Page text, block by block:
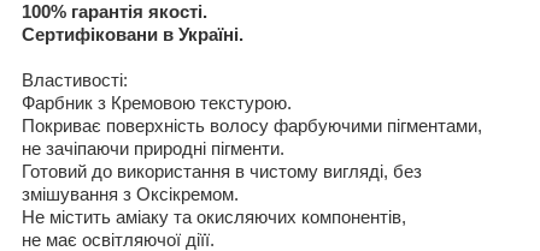
100% гарантія якості.
Сертифіковани в Україні.
Властивості:
Фарбник з Кремовою текстурою.
Покриває поверхність волосу фарбуючими пігментами,
не зачіпаючи природні пігменти.
Готовий до використання в чистому вигляді, без
змішування з Оксікремом.
Не містить аміаку та окисляючих компонентів,
не має освітляючої діїї.